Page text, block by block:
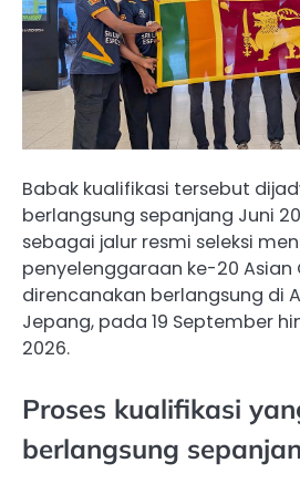
Babak kualifikasi tersebut
berlangsung sepanjang Juni
sebagai jalur resmi seleksi
penyelenggaraan ke-20 Asian
direncanakan berlangsung di
Jepang, pada 19 September
2026.
Proses kualifikasi
berlangsung